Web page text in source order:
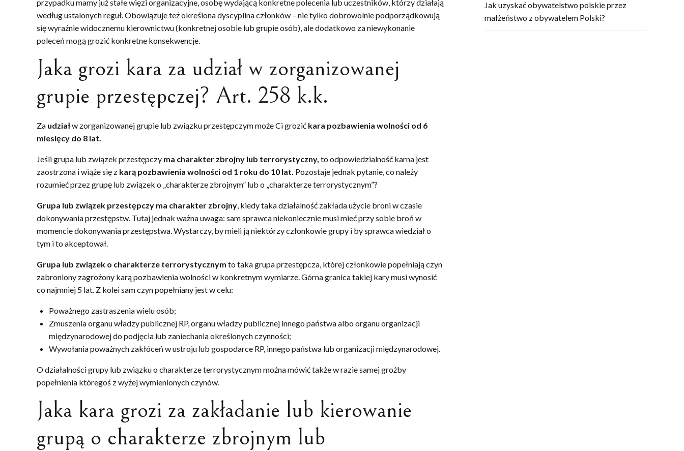
przypadku mamy już stałe więzi organizacyjne, osobę wydającą konkretne polecenia lub uczestników, którzy działają
według ustalonych reguł. Obowiązuje też określona dyscyplina członków – nie tylko dobrowolnie podporządkowują
się wyraźnie widocznemu kierownictwu (konkretnej osobie lub grupie osób), ale dodatkowo za niewykonanie
poleceń mogą grozić konkretne konsekwencje.
Jaka grozi kara za udział w zorganizowanej
grupie przestępczej? Art. 258 k.k.
Za udziałw zorganizowanej grupie lub związku przestępczym może Ci grozić kara pozbawienia wolności od 6
miesięcy do 8 lat.
Jeśli grupa lub związek przestępczy ma charakter zbrojny lub terrorystyczny, to odpowiedzialność karna jest
zaostrzona i wiąże się z karą pozbawienia wolności od 1 roku do 10 lat. Pozostaje jednak pytanie, co należy
rozumieć przez grupę lub związek o „charakterze zbrojnym” lub o „charakterze terrorystycznym”?
Grupa lub związek przestępczy ma charakter zbrojny, kiedy taka działalność zakłada użycie broni w czasie
dokonywania przestępstw. Tutaj jednak ważna uwaga: sam sprawca niekoniecznie musi mieć przy sobie broń w
momencie dokonywania przestępstwa. Wystarczy, by mieli ją niektórzy członkowie grupy i by sprawca wiedział o
tym i to akceptował.
Grupa lub związek o charakterze terrorystycznym to taka grupa przestępcza, której członkowie popełniają czyn
zabroniony zagrożony karą pozbawienia wolności w konkretnym wymiarze. Górna granica takiej kary musi wynosić
co najmniej 5 lat. Z kolei sam czyn popełniany jest w celu:
Poważnego zastraszenia wielu osób;
Zmuszenia organu władzy publicznej RP, organu władzy publicznej innego państwa albo organu organizacji
międzynarodowej do podjęcia lub zaniechania określonych czynności;
Wywołania poważnych zakłóceń w ustroju lub gospodarce RP, innego państwa lub organizacji międzynarodowej.
O działalności grupy lub związku o charakterze terrorystycznym można mówić także w razie samej groźby
popełnienia któregoś z wyżej wymienionych czynów.
Jaka kara grozi za zakładanie lub kierowanie
grupą o charakterze zbrojnym lub
Jak uzyskać obywatelstwo polskie przez
małżeństwo z obywatelem Polski?